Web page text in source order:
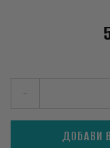
-
ДОБАВИ